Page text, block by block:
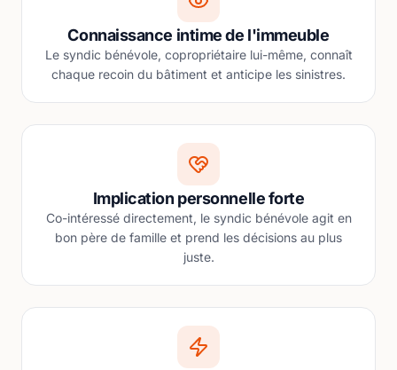
Connaissance intime de l'immeuble
Le syndic bénévole, copropriétaire lui-même, connaît
chaque recoin du bâtiment et anticipe les sinistres.
Implication personnelle forte
Co-intéressé directement, le syndic bénévole agit en
bon père de famille et prend les décisions au plus
juste.